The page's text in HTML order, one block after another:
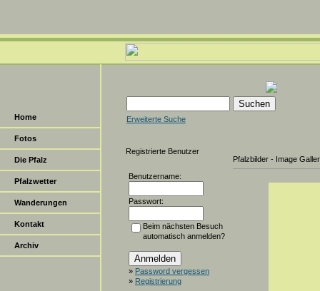
Home
Fotos
Die Pfalz
Pfalzwetter
Wanderungen
Kontakt
Archiv
Erweiterte Suche
Registrierte Benutzer
Benutzername:
Passwort:
Beim nächsten Besuch
automatisch anmelden?
» Password vergessen
» Registrierung
Pfalzbilder - Image